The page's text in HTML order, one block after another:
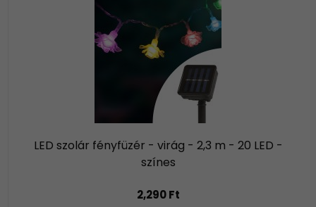
LED szolár fényfüzér - virág - 2,3 m - 20 LED -
színes
2,290 Ft